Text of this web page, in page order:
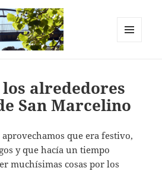
de Soria I y II
alrededores
San Marcelino
que era festivo,
y que hacía un tiempo
muchísimas cosas por los